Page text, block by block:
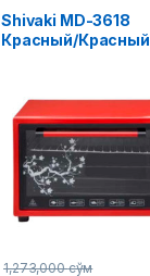
Shivaki MD-3618
Красный/Красный
1,273,000сўм